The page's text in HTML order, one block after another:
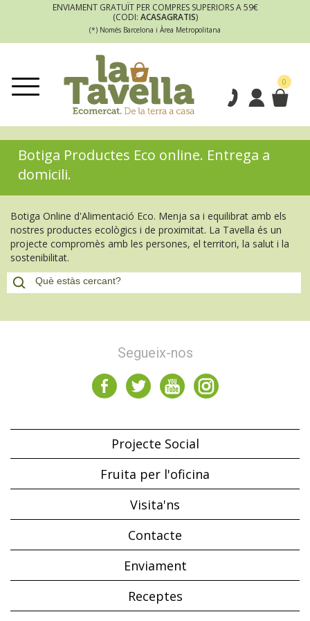
ENVIAMENT GRATUÏT PER COMPRES SUPERIORS A 59€
(CODI: ACASAGRATIS)
(*) Només Barcelona i Àrea Metropolitana
0
Botiga Productes Eco online. Entrega a
domicili.
Botiga Online d'Alimentació Eco. Menja sa i equilibrat amb els
nostres productes ecològics i de proximitat. La Tavella és un
projecte compromès amb les persones, el territori, la salut i la
sostenibilitat.
Segueix-nos
Projecte Social
Fruita per l'oficina
Visita'ns
Contacte
Enviament
Receptes